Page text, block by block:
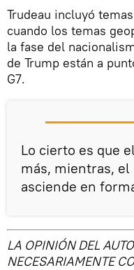
Trudeau incluyó
cuando los temas
la fase del
de Trump están a
G7.
Lo cierto es que
más, mientras, el
asciende en
LA OPINIÓN DEL
NECESARIAMENTE